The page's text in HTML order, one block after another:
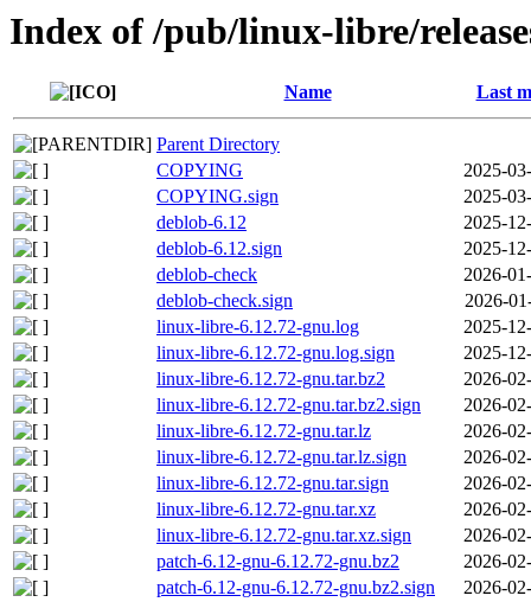
Index of /pub/linux-libre/
Name Last
Parent Directory
COPYING
2025-
COPYING.sign
2025-
deblob-6.12
2025-
deblob-6.12.sign
2025-
deblob-check
2026-
deblob-check.sign
2026-
linux-libre-6.12.72-gnu.log
2025-
linux-libre-6.12.72-gnu.log.sign
2025-
linux-libre-6.12.72-gnu.tar.bz2
2026-
linux-libre-6.12.72-gnu.tar.bz2.sign
2026-
linux-libre-6.12.72-gnu.tar.lz
2026-
linux-libre-6.12.72-gnu.tar.lz.sign
2026-
linux-libre-6.12.72-gnu.tar.sign
2026-
linux-libre-6.12.72-gnu.tar.xz
2026-
linux-libre-6.12.72-gnu.tar.xz.sign
2026-
patch-6.12-gnu-6.12.72-gnu.bz2
2026-
patch-6.12-gnu-6.12.72-gnu.bz2.sign
2026-